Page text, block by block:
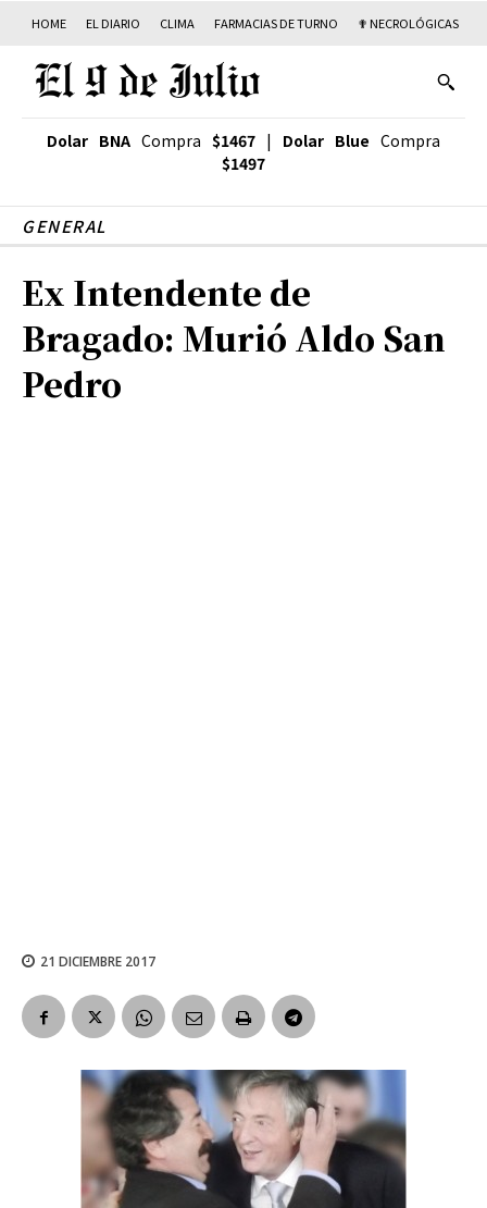
HOME EL DIARIO CLIMA FARMACIAS DE TURNO ✟ NECROLÓGICAS
Dolar BNA Compra $1467 | Dolar Blue Compra
$1497
GENERAL
Ex Intendente de
Bragado: Murió Aldo San
Pedro
21 DICIEMBRE 2017